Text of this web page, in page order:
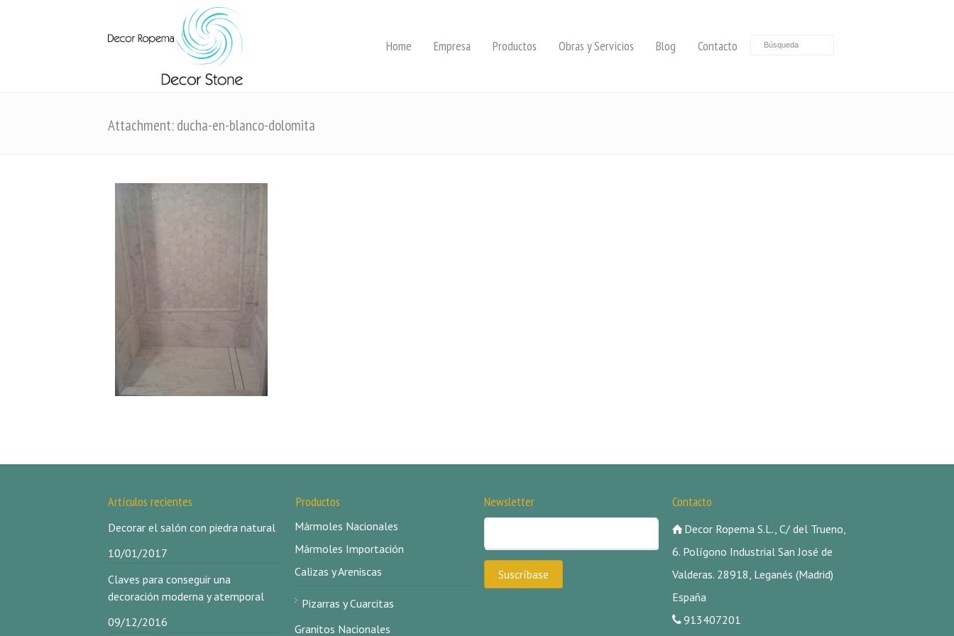
Home Empresa Productos Obras y Servicios Blog Contacto
Attachment: ducha-en-blanco-dolomita
Artículos recientes
Decorar el salón con piedra natural
10/01/2017
Claves para conseguir una
decoración moderna y atemporal
09/12/2016
Productos
Mármoles Nacionales
Mármoles Importación
Calizas y Areniscas
Pizarras y Cuarcitas
Granitos Nacionales
Newsletter Contacto
Decor Ropema S.L., C/ del Trueno,
6. Polígono Industrial San José de
Valderas. 28918, Leganés (Madrid)
España
913407201